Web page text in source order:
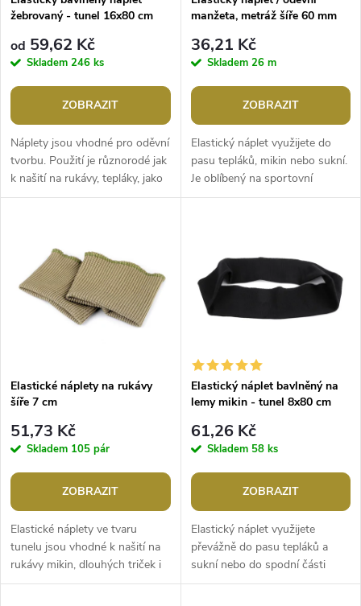
p
r
o
d
u
ů
p
r
o
d
u
t
žebrovaný - tunel 16x80 cm
od 59,62 Kč
Skladem 246 ks
ZOBRAZIT
Náplety jsou vhodné pro oděvní
tvorbu. Použití je různorodé jak
k našití na rukávy, tepláky, jako
pas u kalhot, sukní dále pak na
manžeta, metráž šíře 60 mm
36,21 Kč
Skladem 26 m
ZOBRAZIT
Elastický náplet využijete do
pasu tepláků, mikin nebo sukní.
Je oblíbený na sportovní
podprsenky a na manžety. Je
Elastické náplety na rukávy
šíře 7 cm
51,73 Kč
Skladem 105 pár
ZOBRAZIT
Elastické náplety ve tvaru
tunelu jsou vhodné k našití na
rukávy mikin, dlouhých triček i
bund.Šíře: 7 cmObvod: 18
Elastický náplet bavlněný na
lemy mikin - tunel 8x80 cm
61,26 Kč
Skladem 58 ks
ZOBRAZIT
Elastický náplet využijete
převážně do pasu tepláků a
sukní nebo do spodní části
mikin. Náplet je pletený jako